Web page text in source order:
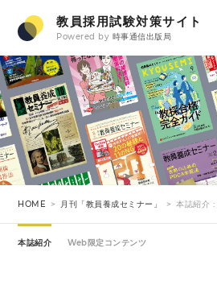
教員採用試験対策サイト
Powered by 時事通信出版局
HOME 月刊「教員養成セミナー」 本誌紹介 :
本誌紹介 Web限定コンテンツ